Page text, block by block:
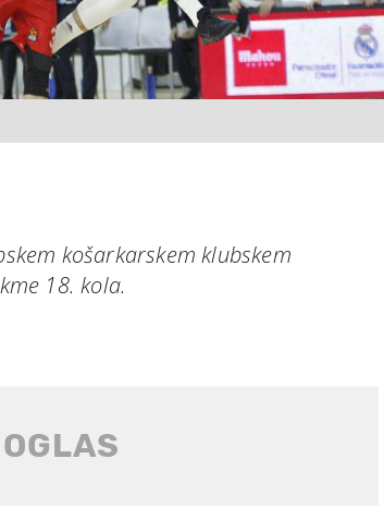
košarkarskem klubskem
18. kola.